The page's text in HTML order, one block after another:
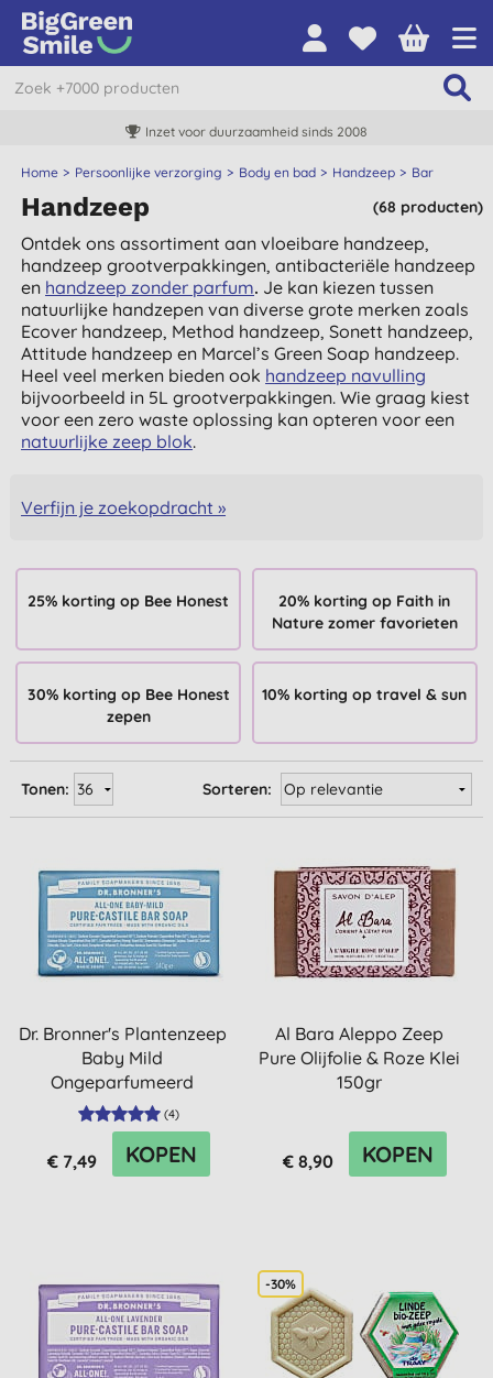
Inzet voor duurzaamheid sinds 2008
Home Persoonlijke verzorging Body en bad Handzeep Bar
(68 producten)
Handzeep
Ontdek ons assortiment aan vloeibare handzeep,
handzeep grootverpakkingen, antibacteriële handzeep
en handzeep zonder parfum. Je kan kiezen tussen
natuurlijke handzepen van diverse grote merken zoals
Ecover handzeep, Method handzeep, Sonett handzeep,
Attitude handzeep en Marcel’s Green Soap handzeep.
Heel veel merken bieden ook handzeep navulling
bijvoorbeeld in 5L grootverpakkingen. Wie graag kiest
voor een zero waste oplossing kan opteren voor een
natuurlijke zeep blok.
Verfijn je zoekopdracht »
25% korting op Bee Honest
20% korting op Faith in
Nature zomer favorieten
30% korting op Bee Honest
zepen
10% korting op travel & sun
Sorteren:
Tonen:
Dr. Bronner's Plantenzeep
Baby Mild
Ongeparfumeerd
(4)
€ 7,49 KOPEN
Al Bara Aleppo Zeep
Pure Olijfolie & Roze Klei
150gr
€ 8,90 KOPEN
-30%